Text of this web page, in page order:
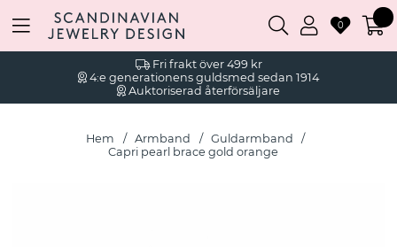
Fri frakt över 499 kr
4:e generationens guldsmed sedan 1914
Auktoriserad återförsäljare
0
Hem Armband
Guldarmband
Capri pearl brace gold orange